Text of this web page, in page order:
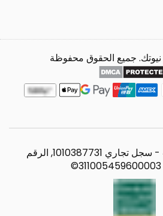
شركة شعلة التقنيات - سجل تجاري 1010387731, الرقم